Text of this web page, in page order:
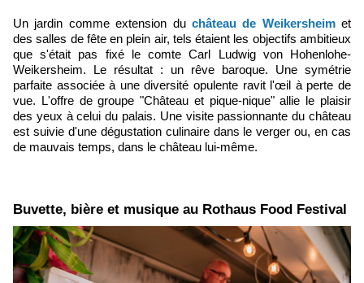
Un jardin comme extension du château de Weikersheimet
des salles de fête en plein air, tels étaient les objectifs ambitieux
que s'était pas fixé le comte Carl Ludwig von Hohenlohe-
Weikersheim. Le résultat : un rêve baroque. Une symétrie
parfaite associée à une diversité opulente ravit l'œil à perte de
vue. L'offre de groupe "Château et pique-nique" allie le plaisir
des yeux à celui du palais. Une visite passionnante du château
est suivie d'une dégustation culinaire dans le verger ou, en cas
de mauvais temps, dans le château lui-même.
Buvette, bière et musique au Rothaus Food Festival